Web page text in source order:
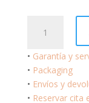
Automatic
NH8391-
cantidad
• Garantía y
• Packaging
• Envíos y
• Reservar cita